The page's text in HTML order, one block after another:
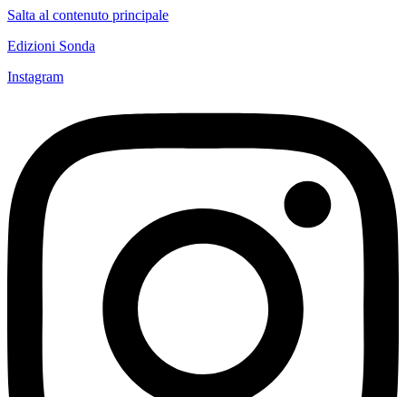
Salta al contenuto principale
Edizioni Sonda
Instagram